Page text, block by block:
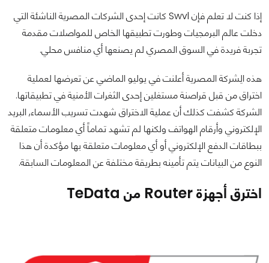
إذا كنت لا تعلم فإن Swvl كانت إحدى الشركات المصرية الناشئة التي
دخلت عالم البرمجيات وطورت تطبيقها الخاص للمواصلات مقدمة
تجربة فريدة في السوق المصري لم يصنعها أي منافس محلي.
هذه الِشركة المصرية أعلنت في يوليو الماضي عن تعرضها لعملية
اختراق من قبل قراصنة مستغلين إحدى الثغرات الأمنية في تطبيقاتها.
الشركة كشفت كذلك أن عملية الاختراق شهدت تسريب الأسماء, البريد
الإلكتروني وأرقام الهواتف ولكنها لم تشهد تماماً أي معلومات متعلقة
ببطاقات الدفع الإلكتروني أو أي معلومات متعلقة بها مؤكدة أن هذا
النوع من البيانات يتم تأمينه بطريقة مختلفة عن المعلومات السابقة.
اخترق أجهزة Router من TeData